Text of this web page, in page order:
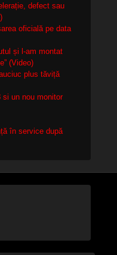
defect sau
oficială pe data
și l-am montat
(Video)
plus tăviță
si un nou monitor
în service după